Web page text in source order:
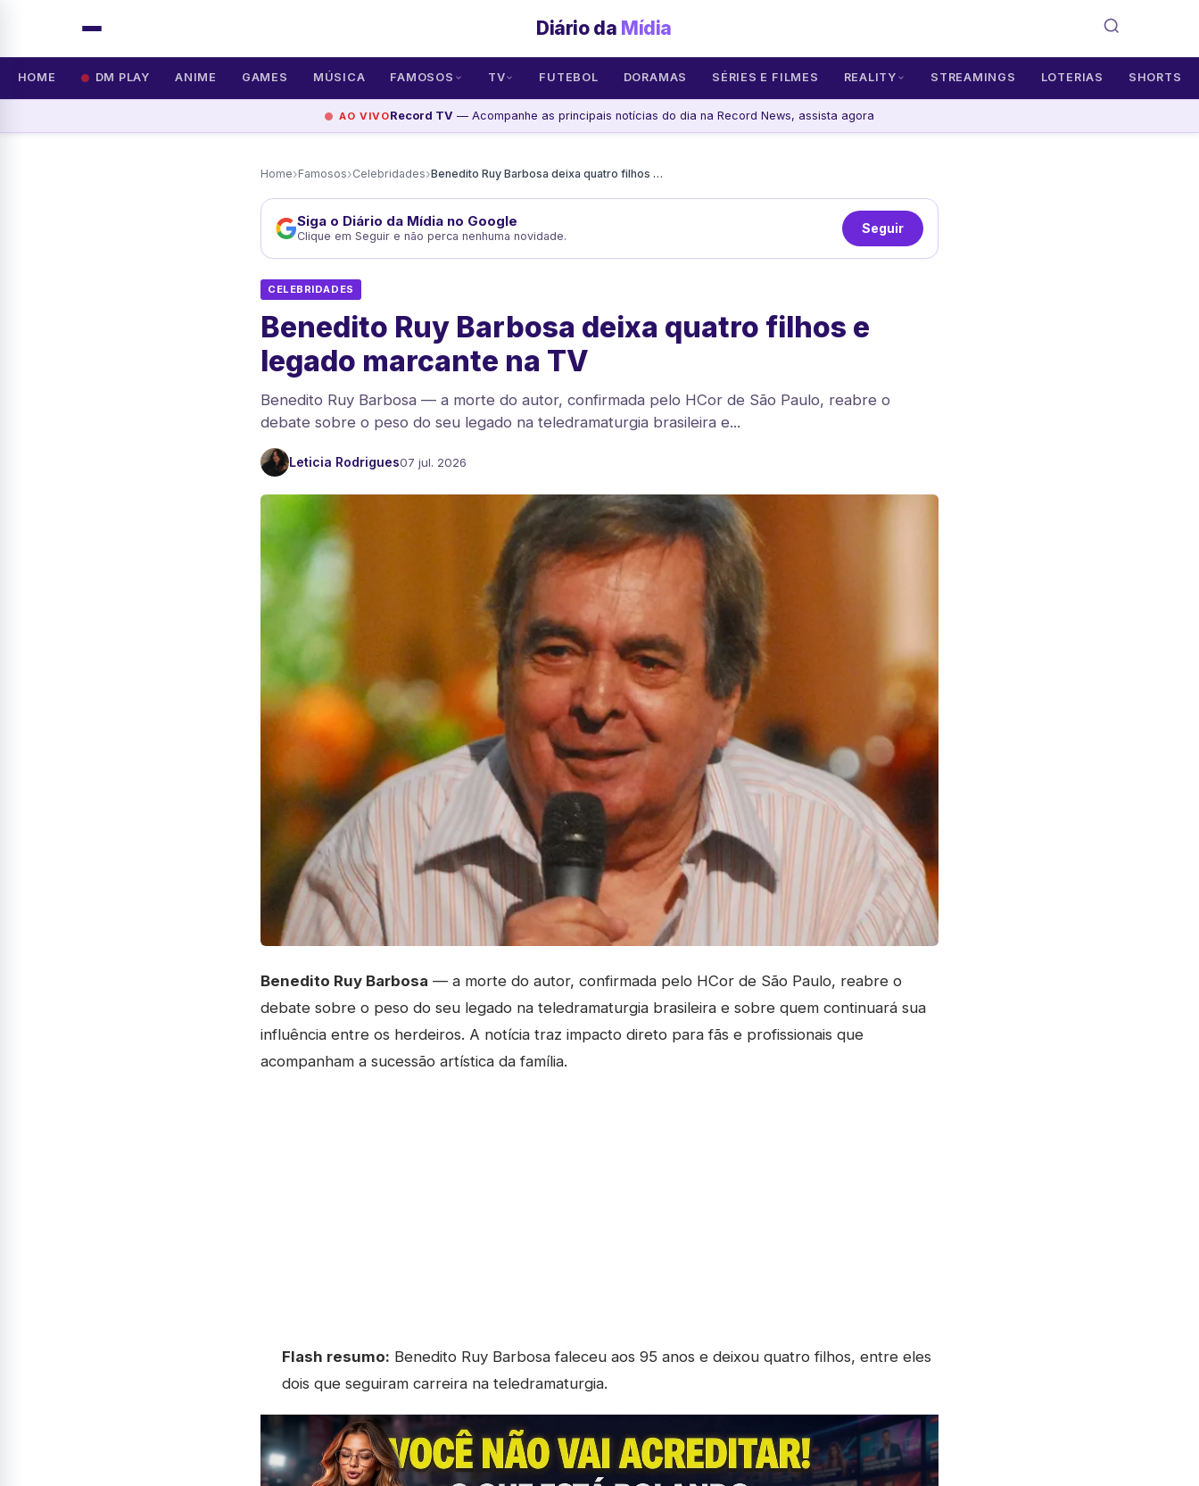
Diário da Mídia
HOME DM PLAY ANIME GAMES MÚSICA FAMOSOS TV FUTEBOL DORAMAS SÉRIES E FILMES REALITY STREAMINGS LOTERIAS SHORTS
AO VIVORecord TV — Acompanhe as principais notícias do dia na Record News, assista agora
Home›Famosos›Celebridades› Benedito Ruy Barbosa deixa quatro filhos e legado marcante na TV
Siga o Diário da Mídia no Google
Clique em Seguir e não perca nenhuma novidade.
Seguir
CELEBRIDADES
Benedito Ruy Barbosa deixa quatro filhos e
legado marcante na TV
Benedito Ruy Barbosa — a morte do autor, confirmada pelo HCor de São Paulo, reabre o
debate sobre o peso do seu legado na teledramaturgia brasileira e...
Leticia Rodrigues07 jul. 2026
Benedito Ruy Barbosa — a morte do autor, confirmada pelo HCor de São Paulo, reabre o
debate sobre o peso do seu legado na teledramaturgia brasileira e sobre quem continuará sua
influência entre os herdeiros. A notícia traz impacto direto para fãs e profissionais que
acompanham a sucessão artística da família.
Flash resumo: Benedito Ruy Barbosa faleceu aos 95 anos e deixou quatro filhos, entre eles
dois que seguiram carreira na teledramaturgia.